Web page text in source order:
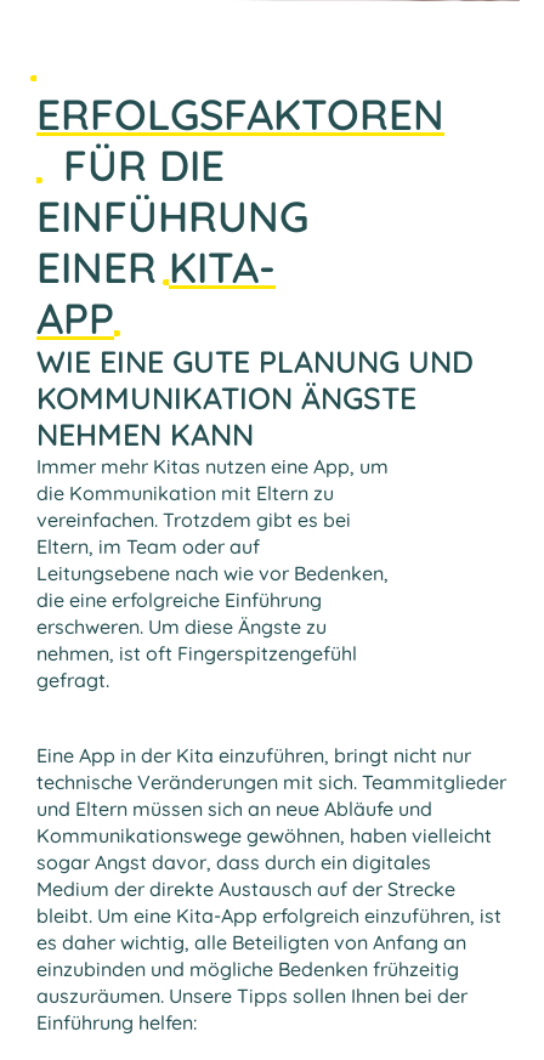
ERFOLGSFAKTOREN
FÜR DIE
EINFÜHRUNG
EINERKITA-
APP
WIE EINE GUTE PLANUNG UND
KOMMUNIKATION ÄNGSTE
NEHMEN KANN
Immer mehr Kitas nutzen eine App, um
die Kommunikation mit Eltern zu
vereinfachen. Trotzdem gibt es bei
Eltern, im Team oder auf
Leitungsebene nach wie vor Bedenken,
die eine erfolgreiche Einführung
erschweren. Um diese Ängste zu
nehmen, ist oft Fingerspitzengefühl
gefragt.
Eine App in der Kita einzuführen, bringt nicht nur
technische Veränderungen mit sich. Teammitglieder
und Eltern müssen sich an neue Abläufe und
Kommunikationswege gewöhnen, haben vielleicht
sogar Angst davor, dass durch ein digitales
Medium der direkte Austausch auf der Strecke
bleibt. Um eine Kita-App erfolgreich einzuführen, ist
es daher wichtig, alle Beteiligten von Anfang an
einzubinden und mögliche Bedenken frühzeitig
auszuräumen. Unsere Tipps sollen Ihnen bei der
Einführung helfen: